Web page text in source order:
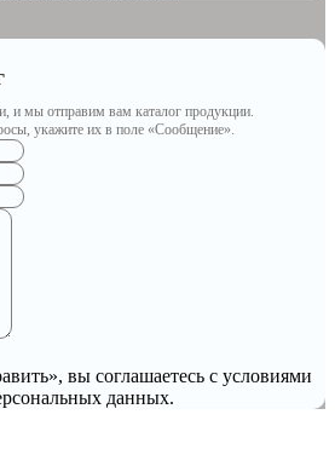
и мы отправим вам каталог продукции.
укажите их в поле «Сообщение».
вы соглашаетесь с условиями
данных.